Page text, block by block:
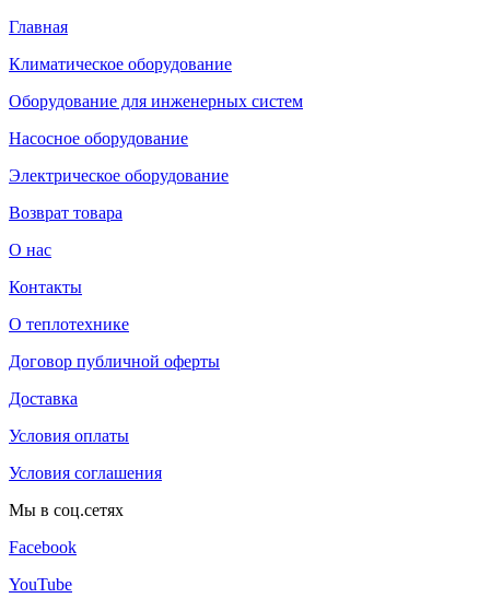
Главная
Климатическое оборудование
Оборудование для инженерных систем
Насосное оборудование
Электрическое оборудование
Возврат товара
О нас
Контакты
О теплотехнике
Договор публичной оферты
Доставка
Условия оплаты
Условия соглашения
Мы в соц.сетях
Facebook
YouTube